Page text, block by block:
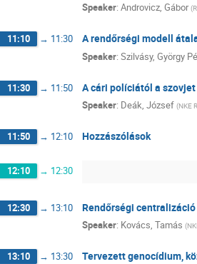
Speaker: Androvicz, Gábor (
11:10 → 11:30 A rendőrségi modell
Speaker: Szilvásy, György
11:30 → 11:50 A cári políciától a
Speaker: Deák, József (NKE
11:50 → 12:10 Hozzászólások
12:10 → 12:30
12:30 → 13:10 Rendőrségi
Speaker: Kovács, Tamás (
13:10 → 13:30 Tervezett genocídium,